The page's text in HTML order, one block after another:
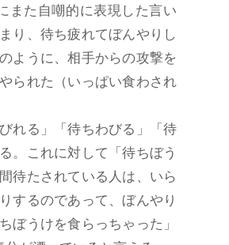
また自嘲的に表現した言い
り、待ち疲れてぼんやりし
ように、相手からの攻撃を
られた（いっぱい食わされ
れる」「待ちわびる」「待
。これに対して「待ちぼう
待たされている人は、いら
するのであって、ぼんやり
うけを食らっちゃった」